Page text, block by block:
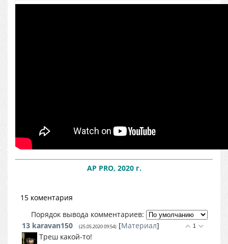
AP PRO, 2020 г.
15 коментария
Порядок вывода комментариев:
1
13 karavan150 (25.05.2020 09:54) [Материал]
Треш какой-то!